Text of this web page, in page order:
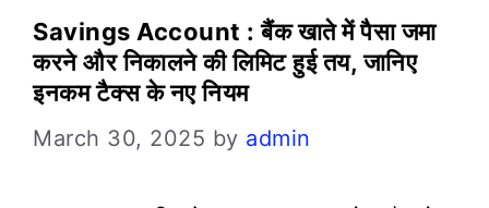
Savings Account : बैंक खाते में पैसा जमा
करने और निकालने की लिमिट हुई तय, जानिए
इनकम टैक्स के नए नियम
March 30, 2025 by admin